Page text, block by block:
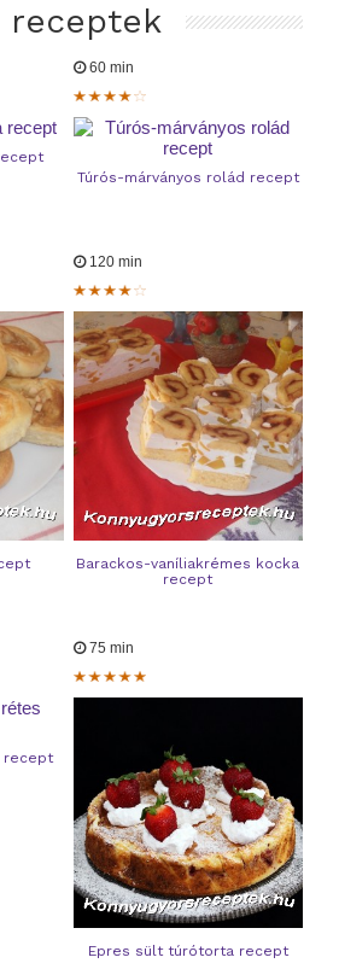
receptek
60 min
Túrós-márványos rolád recept
120 min
Barackos-vaníliakrémes kocka
recept
recept
75 min
Epres sült túrótorta recept